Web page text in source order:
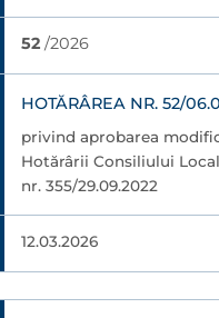
52 /2026
HOTĂRÂREA NR. 52/
privind aprobarea
Hotărârii Consiliului
nr. 355/29.09.2022
12.03.2026